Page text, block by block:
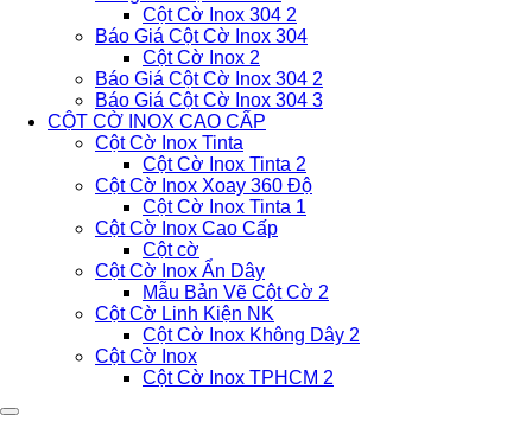
Cột Cờ Inox 304 2
Báo Giá Cột Cờ Inox 304
Cột Cờ Inox 2
Báo Giá Cột Cờ Inox 304 2
Báo Giá Cột Cờ Inox 304 3
CỘT CỜ INOX CAO CẤP
Cột Cờ Inox Tinta
Cột Cờ Inox Tinta 2
Cột Cờ Inox Xoay 360 Độ
Cột Cờ Inox Tinta 1
Cột Cờ Inox Cao Cấp
Cột cờ
Cột Cờ Inox Ẩn Dây
Mẫu Bản Vẽ Cột Cờ 2
Cột Cờ Linh Kiện NK
Cột Cờ Inox Không Dây 2
Cột Cờ Inox
Cột Cờ Inox TPHCM 2